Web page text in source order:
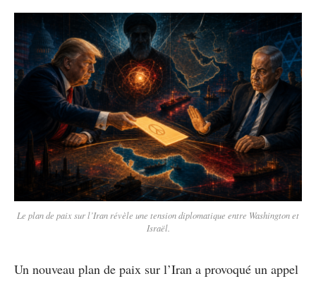
Le plan de paix sur l’Iran révèle une tension diplomatique entre Washington et
Israël.
Un nouveau plan de paix sur l’Iran a provoqué un appel